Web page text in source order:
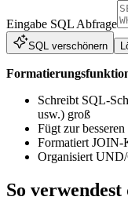
Eingabe SQL Abfrage
SQL verschönern
Schreibt SQL-
usw.) groß
Fügt zur
Formatiert JOIN-
Organisiert
So